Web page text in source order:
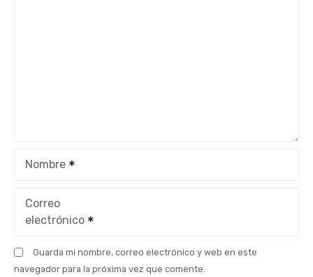
Nombre
Correo
electrónico
Guarda mi nombre, correo electrónico y web en este
navegador para la próxima vez que comente.